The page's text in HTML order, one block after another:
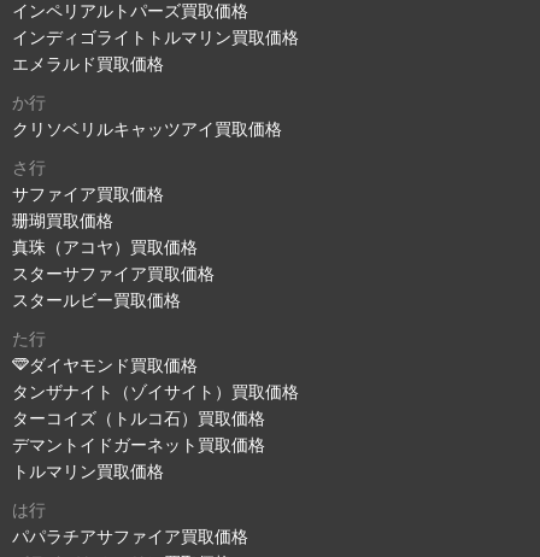
インペリアルトパーズ買取価格
インディゴライトトルマリン買取価格
エメラルド買取価格
か行
クリソベリルキャッツアイ買取価格
さ行
サファイア買取価格
珊瑚買取価格
真珠（アコヤ）買取価格
スターサファイア買取価格
スタールビー買取価格
た行
ダイヤモンド買取価格
タンザナイト（ゾイサイト）買取価格
ターコイズ（トルコ石）買取価格
デマントイドガーネット買取価格
トルマリン買取価格
は行
パパラチアサファイア買取価格